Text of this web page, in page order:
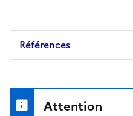
Références
Attention